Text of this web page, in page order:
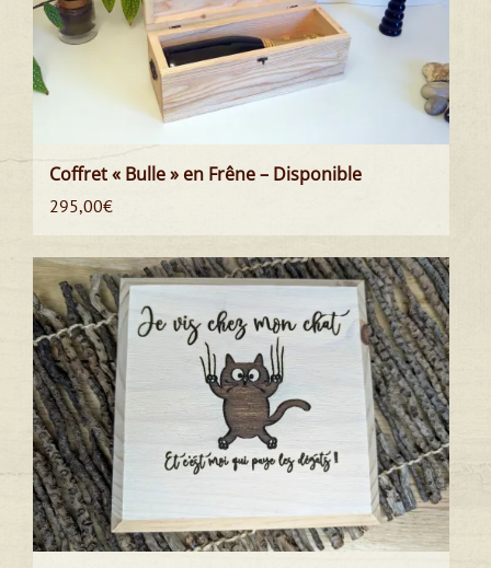
Coffret « Bulle » en Frêne – Disponible
295,00€